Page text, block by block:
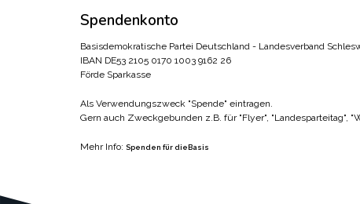
Spendenkonto
Basisdemokratische Partei Deutschland - Landesverband
IBAN DE53 2105 0170 1003 9162 26
Förde Sparkasse
Als Verwendungszweck "Spende" eintragen.
Gern auch Zweckgebunden z.B. für "Flyer", "Landesparteitag",
Mehr Info: Spenden für dieBasis